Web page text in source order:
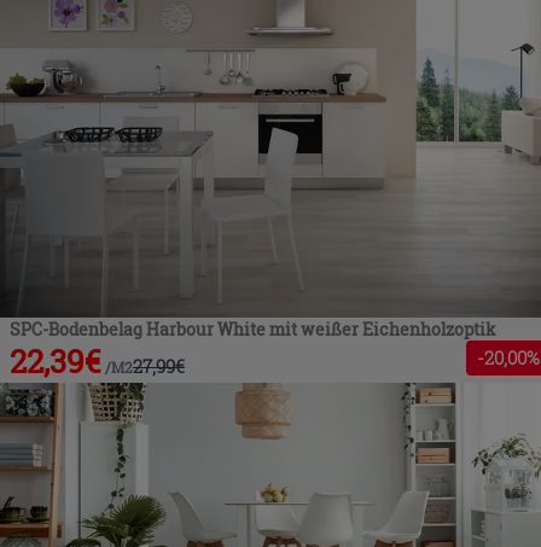
SPC-Bodenbelag Harbour White mit weißer Eichenholzoptik
22,39€ /M227,99€ -20,00%